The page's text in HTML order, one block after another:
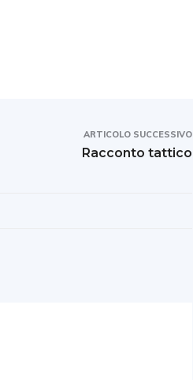
ARTICOLO SUCCESSIVO
Racconto tattico